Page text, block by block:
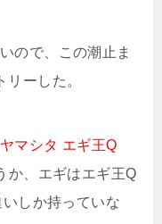
ので、この潮止ま
ーした。
ヤマシタ エギ王Q
か、エギはエギ王Q
しか持っていな